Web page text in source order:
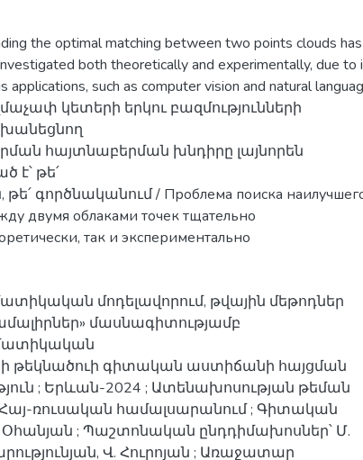
the optimal matching between two points clouds has
both theoretically and experimentally, due to
applications, such as computer vision and natural
կետերի երկու բազմությունների
հայտնաբերման խնդիրը լայնորեն
է՝ թե՛
գործնականում / Проблема поиска
двумя облаками точек тщательно
так и экспериментально
մոդելավորում, թվային մեթոդներ
մասնագիտությամբ
թեկնածուի գիտական աստիճանի հայցման
; Երևան-2024 ; Ատենախոսության թեման
ռուսական համալսարանում ; Գիտական
Օհանյան ; Պաշտոնական ընդդիմախոսներ՝ Մ.
Վ. Հուրոյան ; Առաջատար